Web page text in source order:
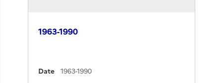
1963-1990
Date
1963-1990